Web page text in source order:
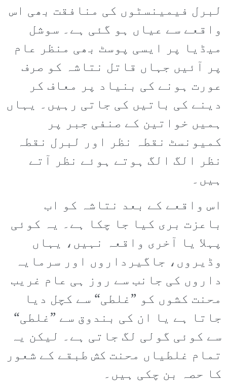
لبرل فیمینسٹوں کی منافقت بھی اس
واقعے سے عیاں ہو گئی ہے۔ سوشل
میڈیا پر ایسی پوسٹ بھی منظر عام
پر آئیں جہاں قاتل نتاشہ کو صرف
عورت ہونے کی بنیاد پر معاف کر
دینے کی باتیں کی جاتی رہیں۔ یہاں
ہمیں خواتین کے صنفی جبر پر
کمیونسٹ نقطہ نظر اور لبرل نقطہ
نظر الگ الگ ہوتے ہوئے نظر آتے
ہیں۔
اس واقعے کے بعد نتاشہ کو اب
باعزت بری کیا جا چکا ہے۔ یہ کوئی
پہلا یا آخری واقعہ نہیں، یہاں
وڈیروں، جاگیرداروں اور سرمایہ
داروں کی جانب سے روز ہی عام غریب
محنت کشوں کو ”غلطی“ سے کچل دیا
جاتا ہے یا ان کی بندوق سے ”غلطی“
سے کوئی گولی لگ جاتی ہے۔ لیکن یہ
تمام غلطیاں محنت کش طبقے کے شعور
کا حصہ بن چکی ہیں۔